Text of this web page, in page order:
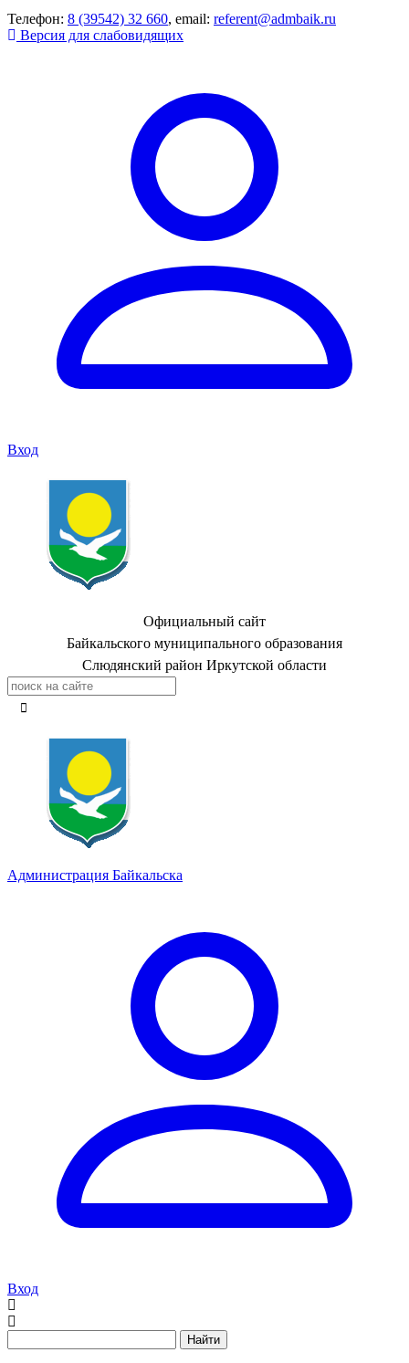
Телефон: 8 (39542) 32 660, email: referent@admbaik.ru
Версия для слабовидящих
Вход
Официальный сайт
Байкальского муниципального образования
Слюдянский район Иркутской области
Администрация Байкальска
Вход
Найти